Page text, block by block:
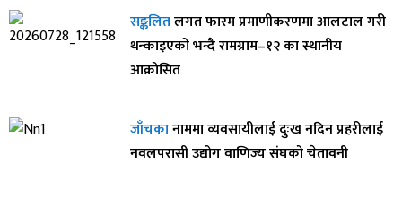
सङ्कलितलगत फारम प्रमाणीकरणमा आलटाल गरी
थन्काइएको भन्दै रामग्राम–१२ का स्थानीय
आक्रोसित
जाँचकानाममा व्यवसायीलाई दुःख नदिन प्रहरीलाई
नवलपरासी उद्योग वाणिज्य संघको चेतावनी